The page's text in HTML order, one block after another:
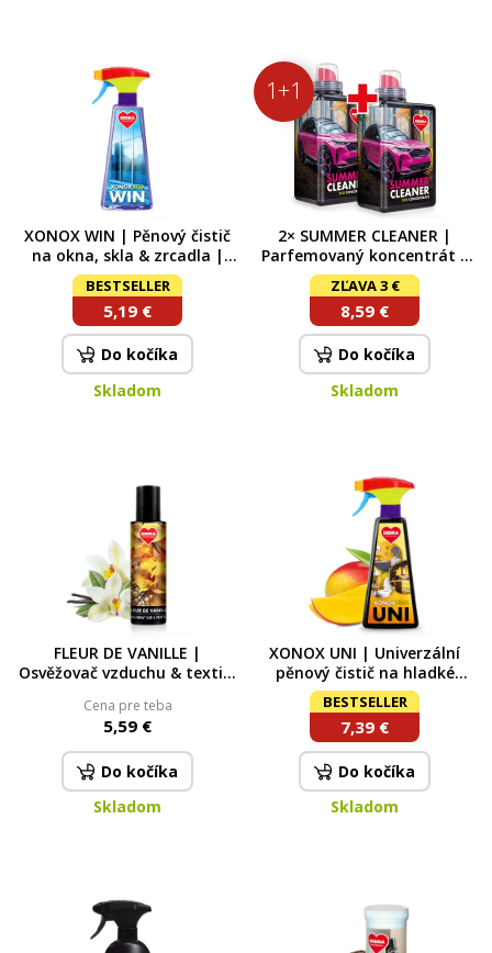
XONOX WIN | Pěnový čistič
na okna, skla & zrcadla |
vůně JUICY SUMMER | 500 ml
500 ml
BESTSELLER
5,19 €
Do kočíka
Skladom
1+1
2× SUMMER CLEANER |
Parfemovaný koncentrát –
letní směs do ostřikovačů |
2x 1 L
ZĽAVA 3 €
8,59 €
Do kočíka
Skladom
FLEUR DE VANILLE |
Osvěžovač vzduchu & textilií
250 ml
Cena pre teba
5,59 €
Do kočíka
Skladom
XONOX UNI | Univerzální
pěnový čistič na hladké
povrchy 500 ml
BESTSELLER
7,39 €
Do kočíka
Skladom